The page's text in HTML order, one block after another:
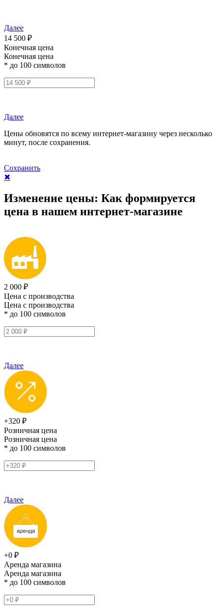
Далее
14 500 ₽
Конечная цена
Конечная цена
* до 100 символов
Далее
Цены обновятся по всему интернет-магазину через несколько
минут, после сохранения.
Сохранить
✖
Изменение цены: Как формируется
цена в нашем интернет-магазине
2 000 ₽
Цена с производства
Цена с производства
* до 100 символов
Далее
+320 ₽
Розничная цена
Розничная цена
* до 100 символов
Далее
+0 ₽
Аренда магазина
Аренда магазина
* до 100 символов